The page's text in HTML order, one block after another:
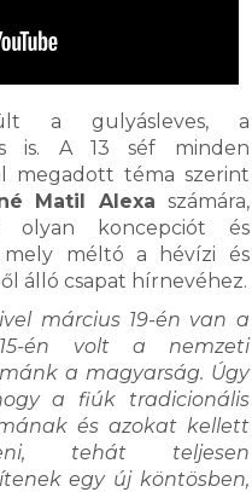
a gulyásleves, a
is. A 13 séf minden
megadott téma szerint
Matil Alexa számára,
olyan koncepciót és
mely méltó a hévízi és
álló csapat hírnevéhez.
március 19-én van a
én volt a nemzeti
a magyarság. Úgy
a fiúk tradicionális
és azokat kellett
tehát teljesen
egy új köntösben,